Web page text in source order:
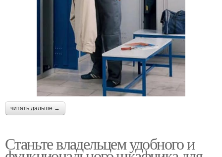
читать дальше →
Станьте владельцем удобного и